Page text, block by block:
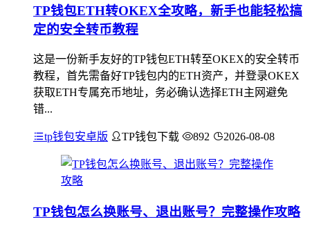
TP钱包ETH转OKEX全攻略，新手也能轻松搞
定的安全转币教程
这是一份新手友好的TP钱包ETH转至OKEX的安全转币
教程，首先需备好TP钱包内的ETH资产，并登录OKEX
获取ETH专属充币地址，务必确认选择ETH主网避免
错...
tp钱包安卓版 TP钱包下载 892 2026-08-08
TP钱包怎么换账号、退出账号？完整操作攻略